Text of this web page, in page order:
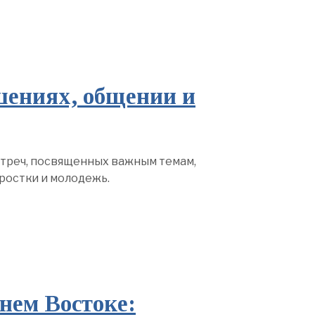
общении и
посвященных важным темам,
и молодежь.
Востоке: